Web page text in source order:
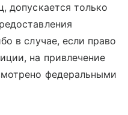
допускается только
в случае, если право
на привлечение
федеральными